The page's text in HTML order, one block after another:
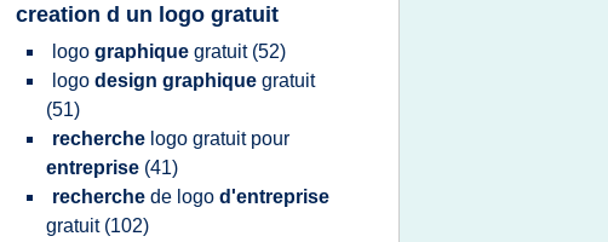
creation d un logo gratuit
logo graphique gratuit (52)
logo design graphique gratuit
(51)
recherche logo gratuit pour
entreprise (41)
recherche de logo d'entreprise
gratuit (102)